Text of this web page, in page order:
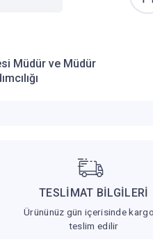
Müdür ve Müdür
TESLİMAT BİLGİLERİ
Ürününüz gün içerisinde
teslim edilir